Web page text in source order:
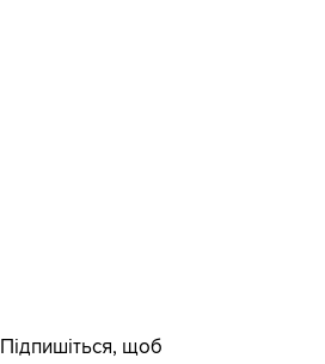
Підпишіться, щоб